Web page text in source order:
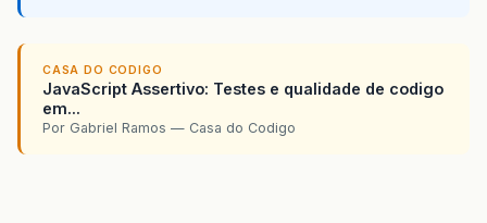
CASA DO CODIGO
JavaScript Assertivo: Testes e qualidade de codigo
em...
Por Gabriel Ramos — Casa do Codigo